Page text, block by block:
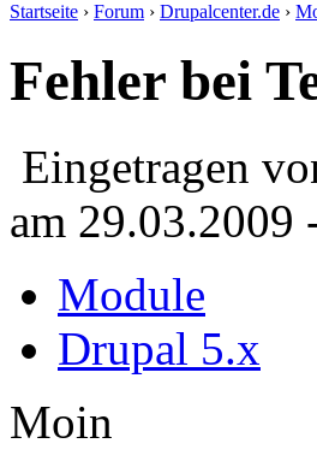
Startseite › Forum › Drupalcenter.de ›
Fehler bei
Eingetragen
am 29.03.2009
Module
Drupal 5.x
Moin